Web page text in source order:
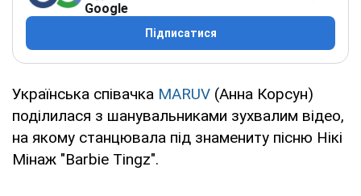
Google
Підписатися
Українська співачка MARUV (Анна Корсун)
поділилася з шанувальниками зухвалим відео,
на якому станцювала під знамениту пісню Нікі
Мінаж "Barbie Tingz".